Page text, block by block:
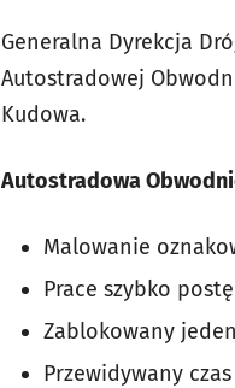
Generalna Dyrekcja
Autostradowej
Kudowa.
Autostradowa
Malowanie
Prace szybko
Zablokowany
Przewidywany